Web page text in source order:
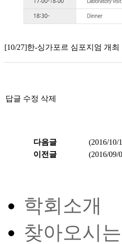
[10/27]한-싱가포르 심포지엄 개최
답글 수정 삭제
다음글 (2016/10/
이전글
(2016/09/
학회소개
찾아오시